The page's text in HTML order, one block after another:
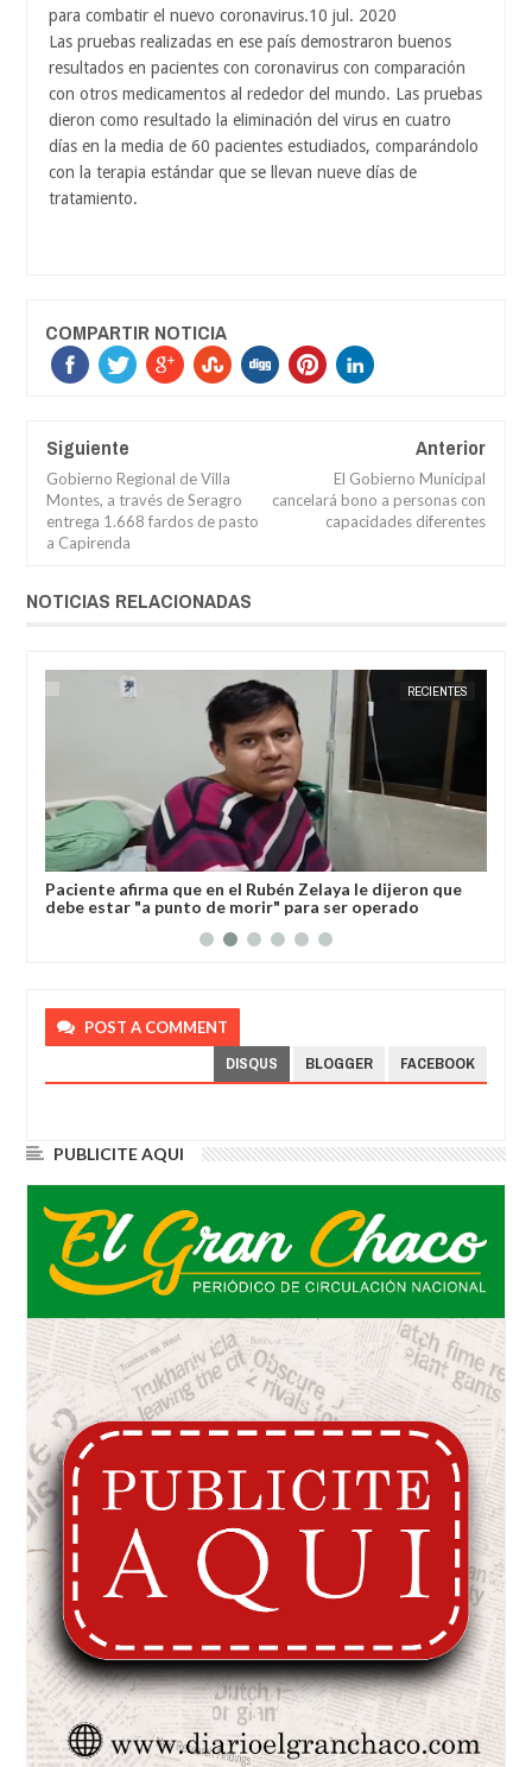
para combatir el nuevo coronavirus.10 jul. 2020
Las pruebas realizadas en ese país demostraron buenos
resultados en pacientes con coronavirus con comparación
con otros medicamentos al rededor del mundo. Las pruebas
dieron como resultado la eliminación del virus en cuatro
días en la media de 60 pacientes estudiados, comparándolo
con la terapia estándar que se llevan nueve días de
tratamiento.
COMPARTIR NOTICIA
Siguiente
Gobierno Regional de Villa
Montes, a través de Seragro
entrega 1.668 fardos de pasto
a Capirenda
Anterior
El Gobierno Municipal
cancelará bono a personas con
capacidades diferentes
NOTICIAS RELACIONADAS
RECIENTES
Paciente afirma que en el Rubén Zelaya le dijeron que
debe estar "a punto de morir" para ser operado
POST A COMMENT
DISQUS BLOGGER FACEBOOK
PUBLICITE AQUI